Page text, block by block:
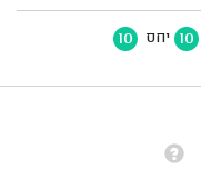
10 יחס 10